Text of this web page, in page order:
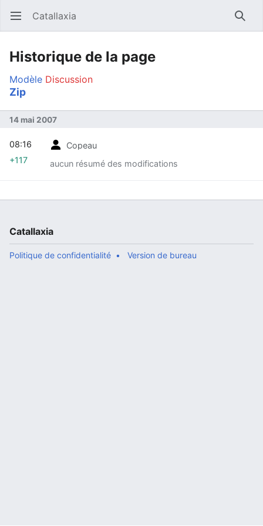
Ouvrir le menu principal Catallaxia
Historique de la page
Modèle Discussion
Zip
14 mai 2007
Copeau
aucun résumé des modifications
08:16
+117
Catallaxia
Politique de confidentialité Version de bureau